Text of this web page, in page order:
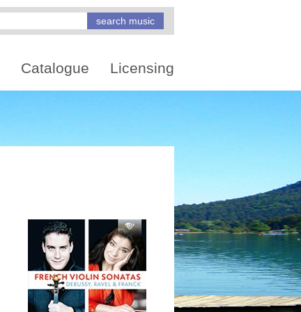
Catalogue Licensing